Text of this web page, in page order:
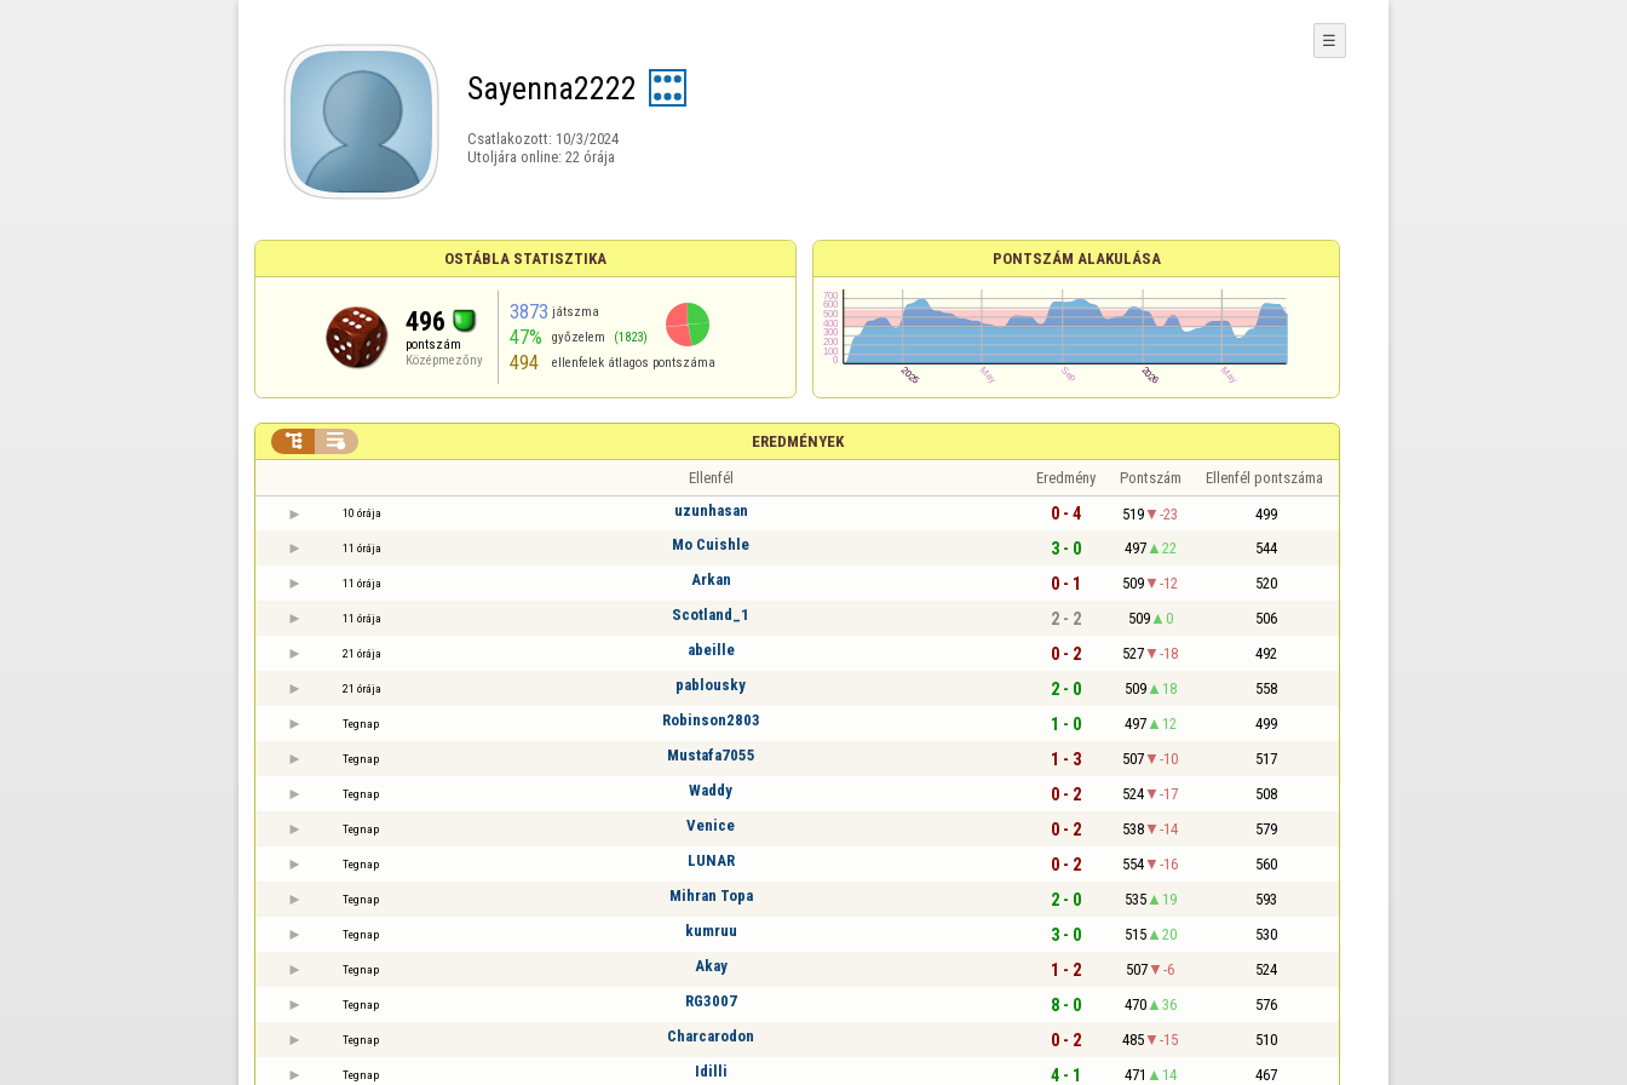
Sayenna2222
Csatlakozott: 10/3/2024
Utoljára online: 22 órája
☰
OSTÁBLA STATISZTIKA
496
pontszám
Középmezőny
3873 játszma
47% győzelem (1823)
494 ellenfelek átlagos pontszáma
PONTSZÁM ALAKULÁSA
EREDMÉNYEK
 
Ellenfél Eredmény Pontszám Ellenfél pontszáma
10 órája uzunhasan 0 - 4 519 -23 499
11 órája Mo Cuishle 3 - 0 497 22 544
11 órája Arkan 0 - 1 509 -12 520
11 órája Scotland_1 2 - 2 509 0 506
21 órája abeille 0 - 2 527 -18 492
21 órája pablousky 2 - 0 509 18 558
Tegnap Robinson2803 1 - 0 497 12 499
Tegnap Mustafa7055 1 - 3 507 -10 517
Tegnap Waddy 0 - 2 524 -17 508
Tegnap Venice 0 - 2 538 -14 579
Tegnap LUNAR 0 - 2 554 -16 560
Tegnap Mihran Topa 2 - 0 535 19 593
Tegnap kumruu 3 - 0 515 20 530
Tegnap Akay 1 - 2 507 -6 524
Tegnap RG3007 8 - 0 470 36 576
Tegnap Charcarodon 0 - 2 485 -15 510
Tegnap Idilli 4 - 1 471 14 467